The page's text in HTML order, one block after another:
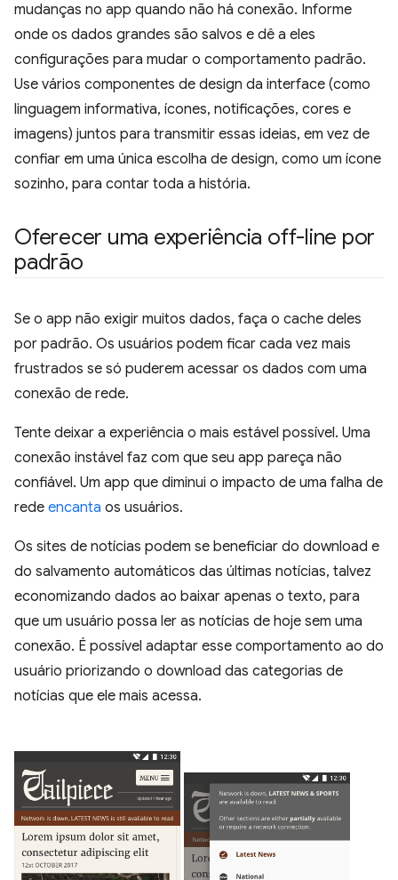
mudanças no app quando não há conexão. Informe
onde os dados grandes são salvos e dê a eles
configurações para mudar o comportamento padrão.
Use vários componentes de design da interface (como
linguagem informativa, ícones, notificações, cores e
imagens) juntos para transmitir essas ideias, em vez de
confiar em uma única escolha de design, como um ícone
sozinho, para contar toda a história.
Oferecer uma experiência off-line por
padrão
Se o app não exigir muitos dados, faça o cache deles
por padrão. Os usuários podem ficar cada vez mais
frustrados se só puderem acessar os dados com uma
conexão de rede.
Tente deixar a experiência o mais estável possível. Uma
conexão instável faz com que seu app pareça não
confiável. Um app que diminui o impacto de uma falha de
rede encanta os usuários.
Os sites de notícias podem se beneficiar do download e
do salvamento automáticos das últimas notícias, talvez
economizando dados ao baixar apenas o texto, para
que um usuário possa ler as notícias de hoje sem uma
conexão. É possível adaptar esse comportamento ao do
usuário priorizando o download das categorias de
notícias que ele mais acessa.